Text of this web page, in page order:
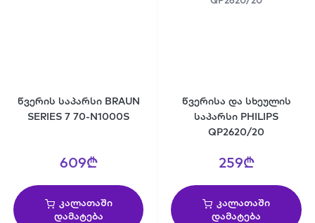
წვერის საპარსი BRAUN
SERIES 7 70-N1000S
609₾
კალათაში
დამატება
წვერისა და სხეულის
საპარსი PHILIPS
QP2620/20
259₾
კალათაში
დამატება